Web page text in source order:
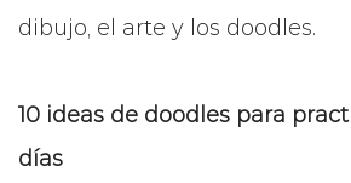
dibujo, el arte y los doodles.
10 ideas de doodles para
días